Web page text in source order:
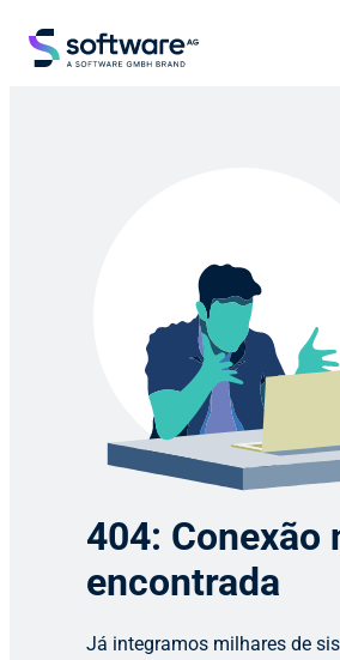
404: Conexão
encontrada
Já integramos milhares de